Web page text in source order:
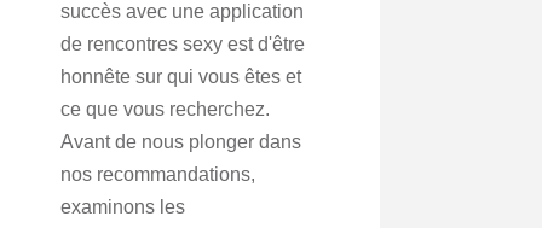
succès avec une application
de rencontres sexy est d'être
honnête sur qui vous êtes et
ce que vous recherchez.
Avant de nous plonger dans
nos recommandations,
examinons les